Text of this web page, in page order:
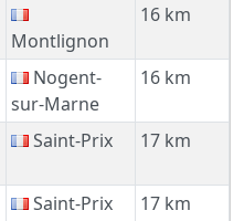
Montlignon
16 km
Nogent-
sur-Marne
16 km
Saint-Prix 17 km
Saint-Prix 17 km